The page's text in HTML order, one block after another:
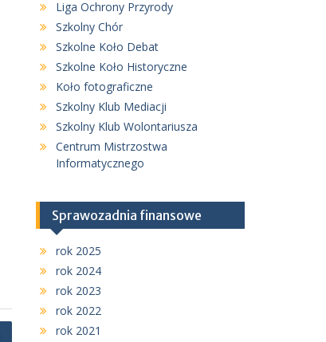
Liga Ochrony Przyrody
Szkolny Chór
Szkolne Koło Debat
Szkolne Koło Historyczne
Koło fotograficzne
Szkolny Klub Mediacji
Szkolny Klub Wolontariusza
Centrum Mistrzostwa
Informatycznego
Sprawozadnia finansowe
rok 2025
rok 2024
rok 2023
rok 2022
rok 2021